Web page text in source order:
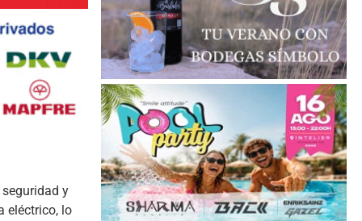
y
eléctrico, lo